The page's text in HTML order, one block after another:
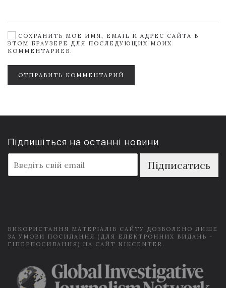
СОХРАНИТЬ МОЁ ИМЯ, EMAIL И АДРЕС САЙТА В
ЭТОМ БРАУЗЕРЕ ДЛЯ ПОСЛЕДУЮЩИХ МОИХ
КОММЕНТАРИЕВ.
ОТПРАВИТЬ КОММЕНТАРИЙ
Підпишіться на останні новини
m
a
Підписатись
ВИКОРИСТАННЯ МАТЕРІАЛІВ САЙТУ ДОЗВОЛЕНО ЛИШЕ
ЗА УМОВИ ПОСИЛАННЯ (ДЛЯ ЕЛЕКТРОННИХ ВИДАНЬ -
ГІПЕРПОСИЛАННЯ) НА САЙТ NIKCENTER.